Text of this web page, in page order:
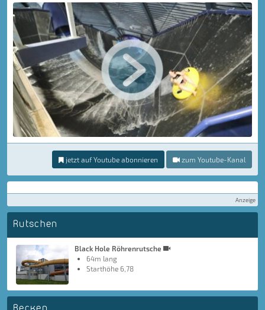
jetzt auf Youtube abonnieren zum Youtube-Kanal
Anzeige
Rutschen
Black Hole Röhrenrutsche
64m lang
Starthöhe 6,78